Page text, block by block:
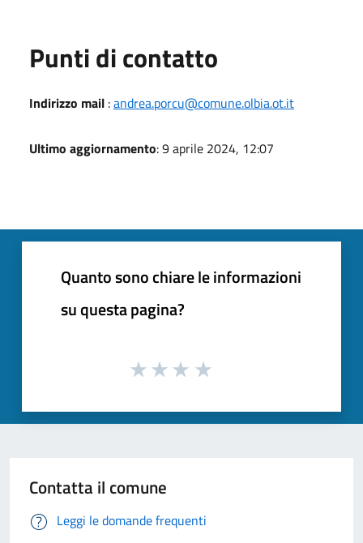
Punti di contatto
Indirizzo mail :andrea.porcu@comune.olbia.ot.it
Ultimo aggiornamento: 9 aprile 2024, 12:07
Quanto sono chiare le informazioni
su questa pagina?
Contatta il comune
Leggi le domande frequenti